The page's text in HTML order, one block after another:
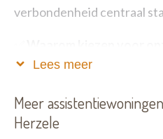
verbondenheid centraal
assistentiewoningen?
- Volledig uitgeruste flats
badkamer, leefruimte en
Lees meer
Meer
Herzele